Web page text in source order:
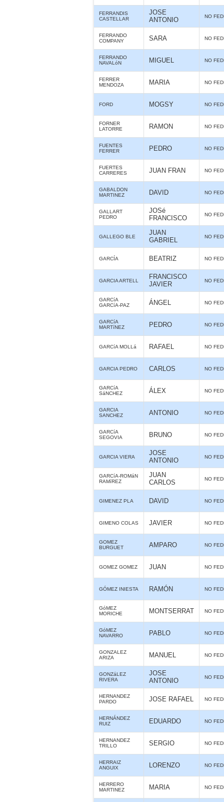
FERRANDIS
CASTELLAR
JOSE
ANTONIO
NO
FERRANDO
COMPANY
SARA NO
FERRANDO
NAVALóN
MIGUEL NO
FERRER
MENDOZA
MARIA NO
FORD MOGSY NO
FORNER
LATORRE
RAMON NO
FUENTES
FERRER
PEDRO NO
FUERTES
CARRERES
JUAN FRAN NO
GABALDON
MARTINEZ
DAVID NO
GALLART
PEDRO
JOSé
FRANCISCO
NO
GALLEGO BLE
JUAN
GABRIEL
NO
GARCÍA BEATRIZ NO
GARCIA ARTELL
FRANCISCO
JAVIER
NO
GARCíA
GARCíA-PAZ
ÁNGEL NO
GARCíA
MARTíNEZ
PEDRO NO
GARCíA MOLLá RAFAEL NO
GARCIA PEDRO CARLOS NO
GARCíA
SáNCHEZ
ÁLEX NO
GARCIA
SANCHEZ
ANTONIO NO
GARCíA
SEGOVIA
BRUNO NO
GARCIA VIERA
JOSE
ANTONIO
NO
GARCíA-ROMáN
RAMíREZ
JUAN
CARLOS
NO
GIMENEZ PLA DAVID NO
GIMENO COLAS JAVIER NO
GOMEZ
BURGUET
AMPARO NO
GOMEZ GOMEZ JUAN NO
GÓMEZ INIESTA RAMÓN NO
GóMEZ
MORICHE
MONTSERRAT NO
GóMEZ
NAVARRO
PABLO NO
GONZALEZ
ARIZA
MANUEL NO
GONZáLEZ
RIVERA
JOSE
ANTONIO
NO
HERNANDEZ
PARDO
JOSE RAFAEL NO
HERNÁNDEZ
RUIZ
EDUARDO NO
HERNANDEZ
TRILLO
SERGIO NO
HERRAIZ
ANGUIX
LORENZO NO
HERRERO
MARTINEZ
MARIA NO